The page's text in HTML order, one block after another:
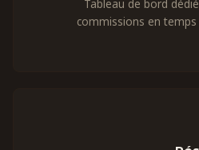
commissions en